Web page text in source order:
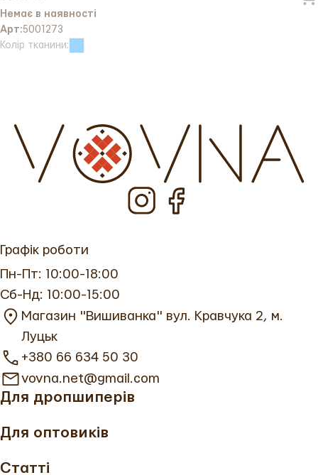
Немає в наявності
Арт:5001273
Колір тканини:
Для дропшиперів
Для оптовиків
Статті
Графік роботи
Пн-Пт: 10:00-18:00
Сб-Нд: 10:00-15:00
Магазин "Вишиванка" вул. Кравчука 2, м.
Луцьк
+380 66 634 50 30
vovna.net@gmail.com